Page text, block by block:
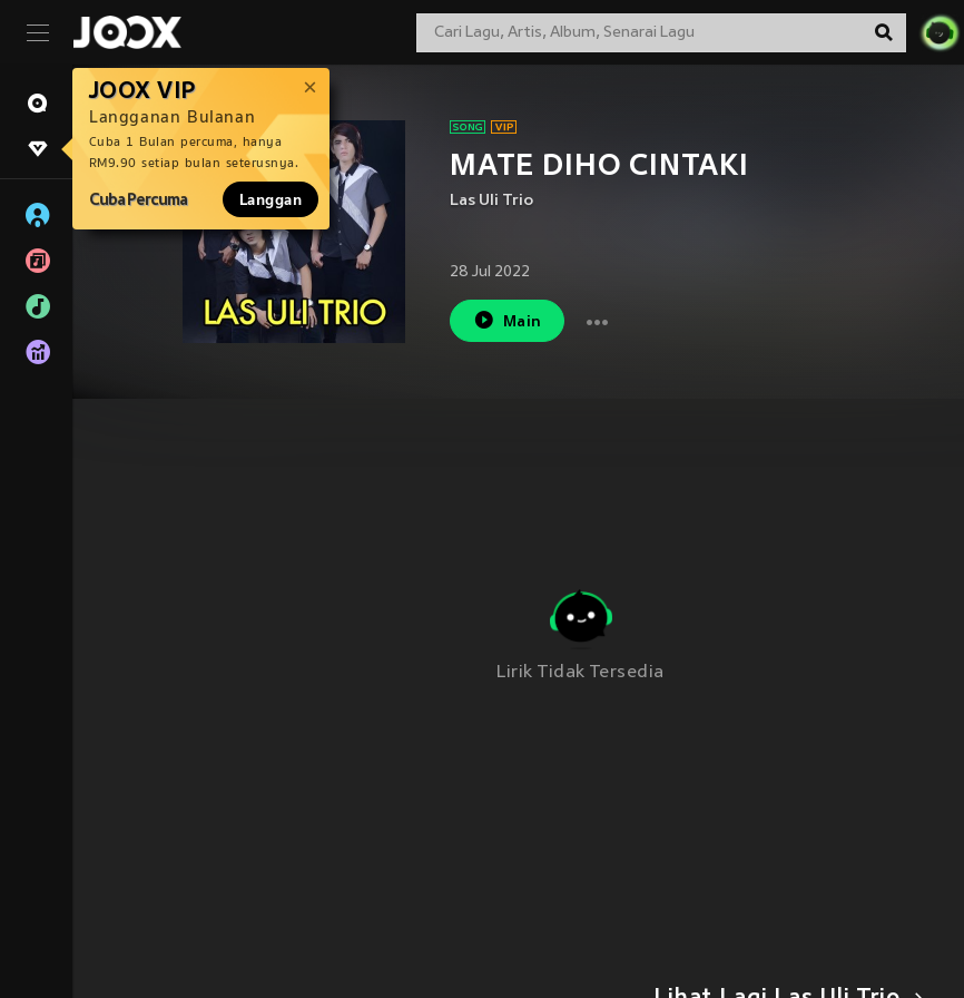
JOOX VIP
Langganan Bulanan
Cuba 1 Bulan percuma, hanya
RM9.90 setiap bulan seterusnya.
Cuba Percuma Langgan
MATE DIHO CINTAKI
Las Uli Trio
28 Jul 2022
Main
Lirik Tidak Tersedia